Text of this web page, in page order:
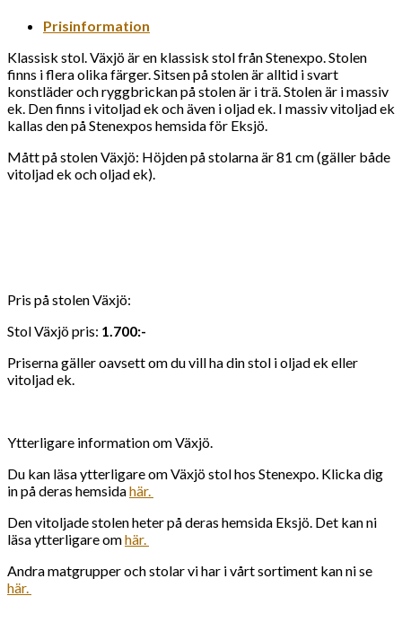
Prisinformation
Klassisk stol. Växjö är en klassisk stol från Stenexpo. Stolen
finns i flera olika färger. Sitsen på stolen är alltid i svart
konstläder och ryggbrickan på stolen är i trä. Stolen är i massiv
ek. Den finns i vitoljad ek och även i oljad ek. I massiv vitoljad ek
kallas den på Stenexpos hemsida för Eksjö.
Mått på stolen Växjö: Höjden på stolarna är 81 cm (gäller både
vitoljad ek och oljad ek).
Pris på stolen Växjö:
Stol Växjö pris: 1.700:-
Priserna gäller oavsett om du vill ha din stol i oljad ek eller
vitoljad ek.
Ytterligare information om Växjö.
Du kan läsa ytterligare om Växjö stol hos Stenexpo. Klicka dig
in på deras hemsidahär.
Den vitoljade stolen heter på deras hemsida Eksjö. Det kan ni
läsa ytterligare omhär.
Andra matgrupper och stolar vi har i vårt sortiment kan ni se
här.